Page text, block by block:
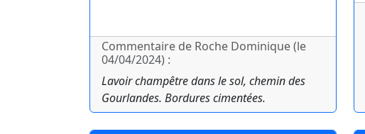
Commentaire de Roche Dominique (le
04/04/2024) :
Lavoir champêtre dans le sol, chemin des
Gourlandes. Bordures cimentées.